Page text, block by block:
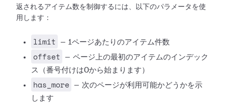
返されるアイテム数を制御するには、以下のパラメータを使
用します：
limit — 1ページあたりのアイテム件数
offset
— ページ上の最初のアイテムのインデック
ス（番号付けは0から始まります）
has_more
— 次のページが利用可能かどうかを示
します